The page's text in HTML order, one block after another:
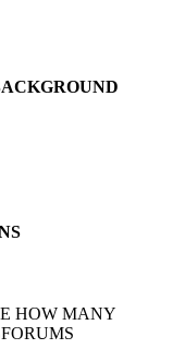
HOW MANY